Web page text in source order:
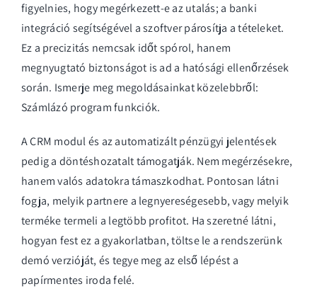
figyelnies, hogy megérkezett-e az utalás; a banki
integráció segítségével a szoftver párosítja a tételeket.
Ez a precizitás nemcsak időt spórol, hanem
megnyugtató biztonságot is ad a hatósági ellenőrzések
során. Ismerje meg megoldásainkat közelebbről:
Számlázó program funkciók.
A CRM modul és az automatizált pénzügyi jelentések
pedig a döntéshozatalt támogatják. Nem megérzésekre,
hanem valós adatokra támaszkodhat. Pontosan látni
fogja, melyik partnere a legnyereségesebb, vagy melyik
terméke termeli a legtöbb profitot. Ha szeretné látni,
hogyan fest ez a gyakorlatban,töltse le a rendszerünk
demó verzióját, és tegye meg az első lépést a
papírmentes iroda felé.